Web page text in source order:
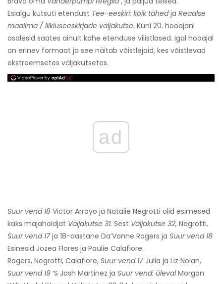
Esialgu kutsuti etendust Tee-eeskiri: kõik tähedja Reaalse
maailma / liikluseeskirjade väljakutse. Kuni 20. hooajani
osalesid saates ainult kahe etenduse vilistlased. Igal hooajal
on erinev formaat ja see näitab võistlejaid, kes võistlevad
ekstreemsetes väljakutsetes.
ad
Suur vend 18 Victor Arroyo ja Natalie Negrotti olid esimesed
kaks majahoidjat Väljakutse 31. Sest Väljakutse 32, Negrotti,
Suur vend 17 ja 18-aastane Da’Vonne Rogers ja Suur vend 18
Esinesid Jozea Flores ja Paulie Calafiore.
Rogers, Negrotti, Calafiore, Suur vend 17 Julia ja Liz Nolan,
Suur vend 19 ‘S Josh Martinez ja Suur vend: ülevalMorgan